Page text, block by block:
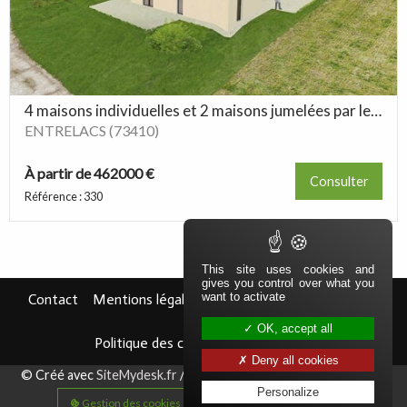
4 maisons individuelles et 2 maisons jumelées par le garage
ENTRELACS (73410)
À partir de 462000 €
Référence : 330
Consulter
Pied de page
Navigation secondaire
Contact Mentions légales Politique de confidentialité
Politique des cookies
Off-market
Aparté basse
© Créé avecSiteMydesk.fr / Logiciel immobilierImmoMydesk.fr
Gestion des cookies Plan du site Haut
This site uses cookies and
gives you control over what you
want to activate
OK, accept all
Deny all cookies
Personalize